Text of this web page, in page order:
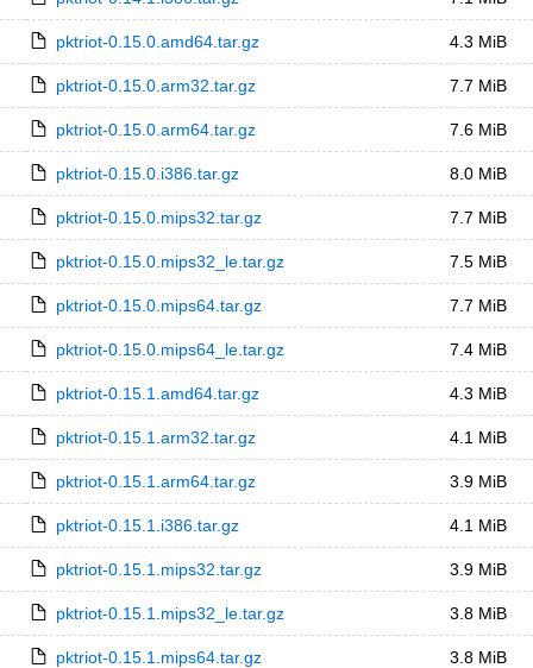
pktriot-0.15.0.amd64.tar.gz 4.3 MiB
pktriot-0.15.0.arm32.tar.gz 7.7 MiB
pktriot-0.15.0.arm64.tar.gz 7.6 MiB
pktriot-0.15.0.i386.tar.gz 8.0 MiB
pktriot-0.15.0.mips32.tar.gz 7.7 MiB
pktriot-0.15.0.mips32_le.tar.gz 7.5 MiB
pktriot-0.15.0.mips64.tar.gz 7.7 MiB
pktriot-0.15.0.mips64_le.tar.gz 7.4 MiB
pktriot-0.15.1.amd64.tar.gz 4.3 MiB
pktriot-0.15.1.arm32.tar.gz 4.1 MiB
pktriot-0.15.1.arm64.tar.gz 3.9 MiB
pktriot-0.15.1.i386.tar.gz 4.1 MiB
pktriot-0.15.1.mips32.tar.gz 3.9 MiB
pktriot-0.15.1.mips32_le.tar.gz 3.8 MiB
pktriot-0.15.1.mips64.tar.gz 3.8 MiB